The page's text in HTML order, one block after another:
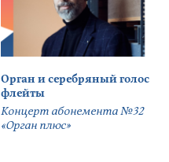
Орган и серебряный голос
флейты
Концерт абонемента №32
«Орган плюс»